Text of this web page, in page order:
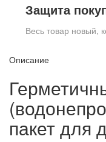
Защита
Весь товар новый,
Описание
пакет для